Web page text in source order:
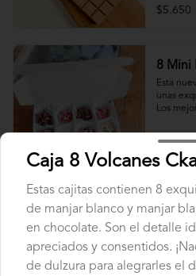
$5.650
8 Mini
Esta
unas
Los
$7.750
Caja 8 Volcanes
Estas cajitas contienen 8
de manjar blanco y manjar
en chocolate. Son el detalle
apreciados y consentidos.
de dulzura para alegrarles el